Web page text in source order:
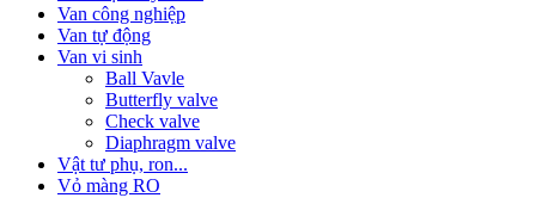
Van công nghiệp
Van tự động
Van vi sinh
Ball Vavle
Butterfly valve
Check valve
Diaphragm valve
Vật tư phụ, ron...
Vỏ màng RO